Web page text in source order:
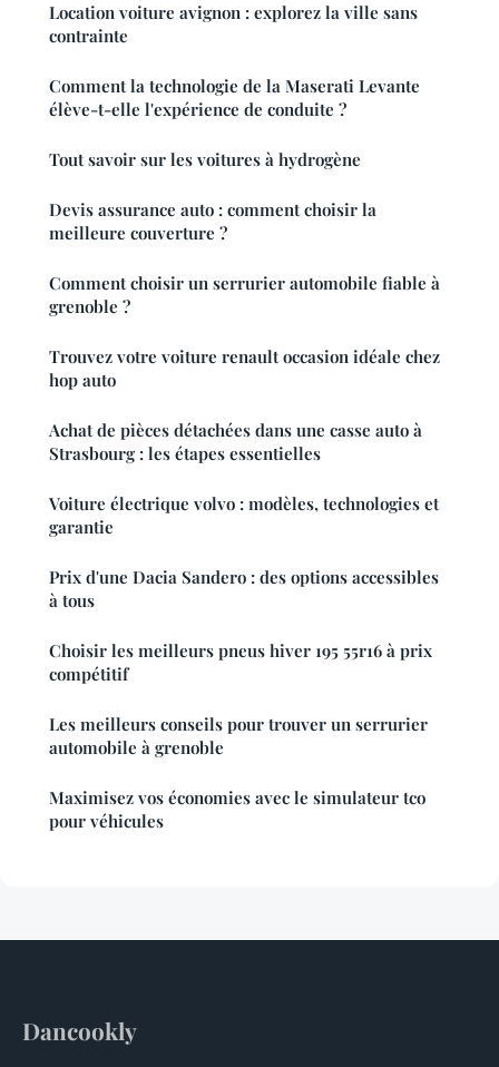
Location voiture avignon : explorez la ville sans
contrainte
Comment la technologie de la Maserati Levante
élève-t-elle l'expérience de conduite ?
Tout savoir sur les voitures à hydrogène
Devis assurance auto : comment choisir la
meilleure couverture ?
Comment choisir un serrurier automobile fiable à
grenoble ?
Trouvez votre voiture renault occasion idéale chez
hop auto
Achat de pièces détachées dans une casse auto à
Strasbourg : les étapes essentielles
Voiture électrique volvo : modèles, technologies et
garantie
Prix d'une Dacia Sandero : des options accessibles
à tous
Choisir les meilleurs pneus hiver 195 55r16 à prix
compétitif
Les meilleurs conseils pour trouver un serrurier
automobile à grenoble
Maximisez vos économies avec le simulateur tco
pour véhicules
Dancookly